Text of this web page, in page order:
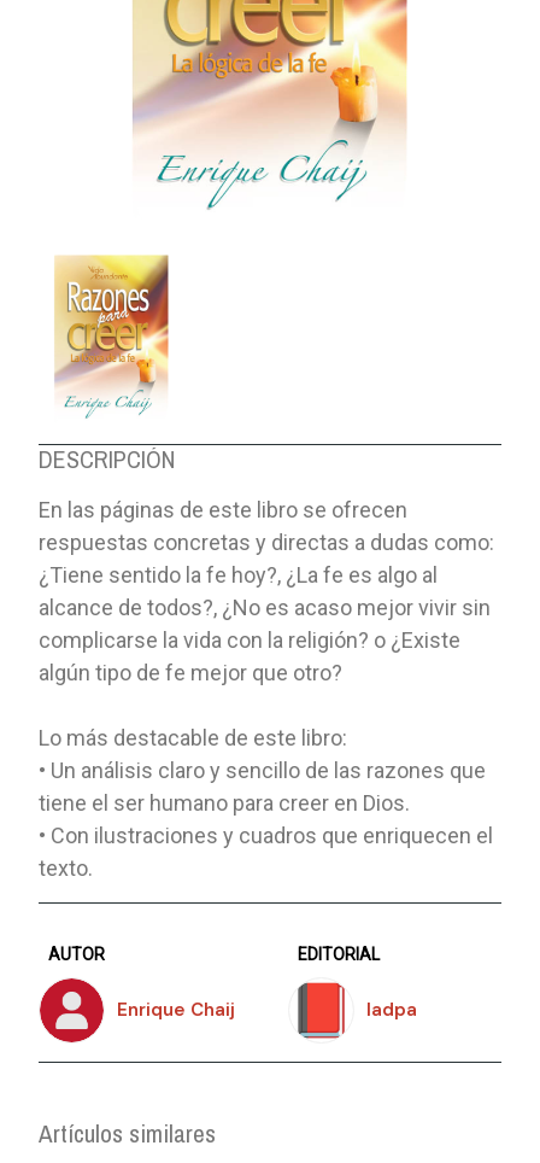
DESCRIPCIÓN
En las páginas de este libro se ofrecen
respuestas concretas y directas a dudas como:
¿Tiene sentido la fe hoy?, ¿La fe es algo al
alcance de todos?, ¿No es acaso mejor vivir sin
complicarse la vida con la religión? o ¿Existe
algún tipo de fe mejor que otro?
Lo más destacable de este libro:
• Un análisis claro y sencillo de las razones que
tiene el ser humano para creer en Dios.
• Con ilustraciones y cuadros que enriquecen el
texto.
AUTOR
Enrique Chaij
EDITORIAL
Iadpa
Artículos similares